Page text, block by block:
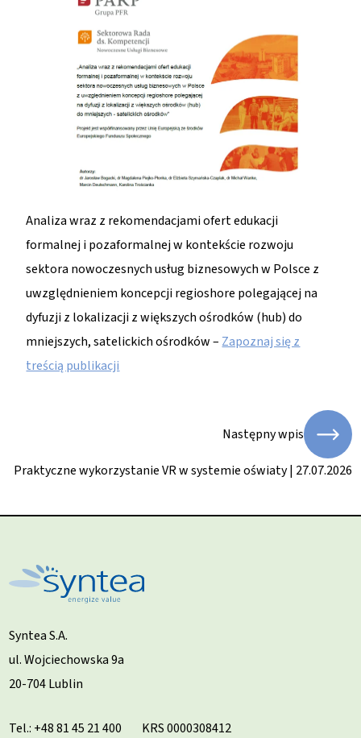
Analiza wraz z rekomendacjami ofert edukacji
formalnej i pozaformalnej w kontekście rozwoju
sektora nowoczesnych usług biznesowych w Polsce z
uwzględnieniem koncepcji regioshore polegającej na
dyfuzji z lokalizacji z większych ośrodków (hub) do
mniejszych, satelickich ośrodków –Zapoznaj się z
treścią publikacji
Następny wpis
Praktyczne wykorzystanie VR w systemie oświaty | 27.07.2026
Syntea S.A.
ul. Wojciechowska 9a
20-704 Lublin
Tel.: +48 81 45 21 400
KRS 0000308412